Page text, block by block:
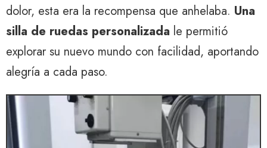
dolor, esta era la recompensa que anhelaba. Una
silla de ruedas personalizada le permitió
explorar su nuevo mundo con facilidad, aportando
alegría a cada paso.